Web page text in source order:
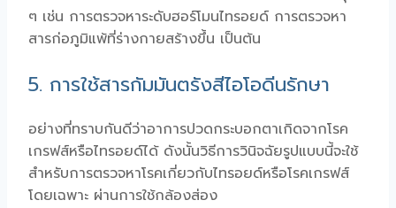
ๆ เช่น การตรวจหาระดับฮอร์โมนไทรอยด์ การตรวจหา
สารก่อภูมิแพ้ที่ร่างกายสร้างขึ้น เป็นต้น
5. การใช้สารกัมมันตรังสีไอโอดีนรักษา
อย่างที่ทราบกันดีว่าอาการปวดกระบอกตาเกิดจากโรค
เกรฟส์หรือไทรอยด์ได้ ดังนั้นวิธีการวินิจฉัยรูปแบบนี้จะใช้
สำหรับการตรวจหาโรคเกี่ยวกับไทรอยด์หรือโรคเกรฟส์
โดยเฉพาะ ผ่านการใช้กล้องส่อง